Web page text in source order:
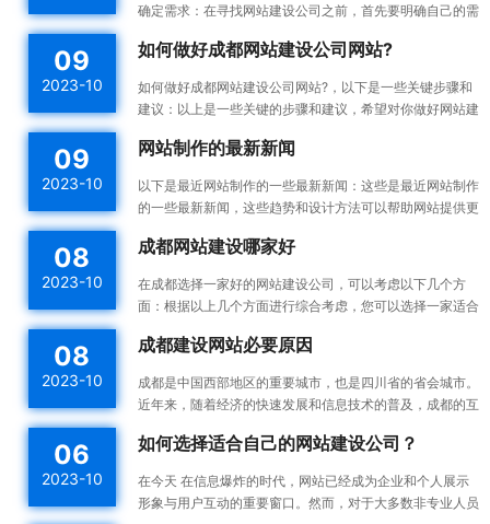
确定需求：在寻找网站建设公司之前，首先要明确自己的需
09
2023-10
如何做好成都网站建设公司网站?
如何做好成都网站建设公司网站?，以下是一些关键步骤和
建议：以上是一些关键的步骤和建议，希望对你做好网站建
你的...
09
2023-10
网站制作的最新新闻
以下是最近网站制作的一些最新新闻：这些是最近网站制作
的一些最新新闻，这些趋势和设计方法可以帮助网站提供更
计：...
08
2023-10
成都网站建设哪家好
在成都选择一家好的网站建设公司，可以考虑以下几个方
面：根据以上几个方面进行综合考虑，您可以选择一家适合
公司进...
08
2023-10
成都建设网站必要原因
成都是中国西部地区的重要城市，也是四川省的省会城市。
近年来，随着经济的快速发展和信息技术的普及，成都的互
引更...
06
2023-10
如何选择适合自己的网站建设公司？
在今天 在信息爆炸的时代，网站已经成为企业和个人展示
形象与用户互动的重要窗口。然而，对于大多数非专业人员